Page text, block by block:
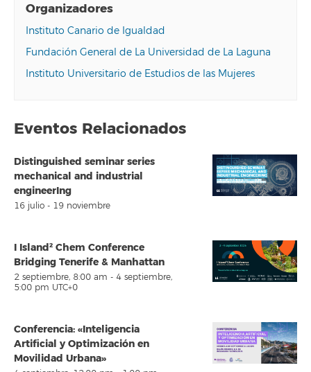
Organizadores
Instituto Canario de Igualdad
Fundación General de La Universidad de La Laguna
Instituto Universitario de Estudios de las Mujeres
Eventos Relacionados
Distinguished seminar series
mechanical and industrial
engineerIng
16 julio - 19 noviembre
I Island² Chem Conference
Bridging Tenerife & Manhattan
2 septiembre, 8:00 am - 4 septiembre,
5:00 pm UTC+0
Conferencia: «Inteligencia
Artificial y Optimización en
Movilidad Urbana»